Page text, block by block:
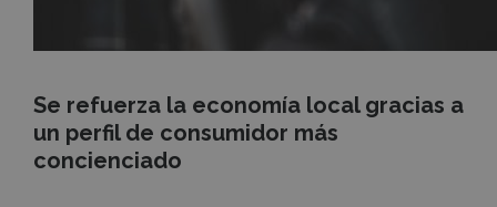
Se refuerza la economía local gracias a
un perfil de consumidor más
concienciado